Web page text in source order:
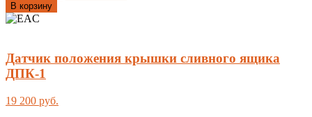
В корзину
Датчик положения крышки сливного ящика
ДПК-1
19 200 руб.